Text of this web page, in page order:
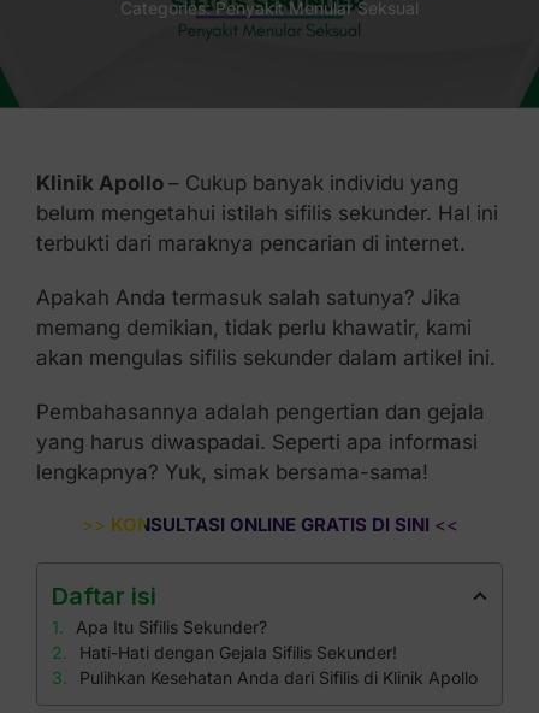
Kontak Kami
Categories:Penyakit Menular Seksual
Klinik Apollo – Cukup banyak individu yang
belum mengetahui istilah sifilis sekunder. Hal ini
terbukti dari maraknya pencarian di internet.
Apakah Anda termasuk salah satunya? Jika
memang demikian, tidak perlu khawatir, kami
akan mengulas sifilis sekunder dalam artikel ini.
Pembahasannya adalah pengertian dan gejala
yang harus diwaspadai. Seperti apa informasi
lengkapnya? Yuk, simak bersama-sama!
>> KONSULTASI ONLINE GRATIS DI SINI <<
Daftar isi
Apa Itu Sifilis Sekunder?
Hati-Hati dengan Gejala Sifilis Sekunder!
Pulihkan Kesehatan Anda dari Sifilis di Klinik Apollo